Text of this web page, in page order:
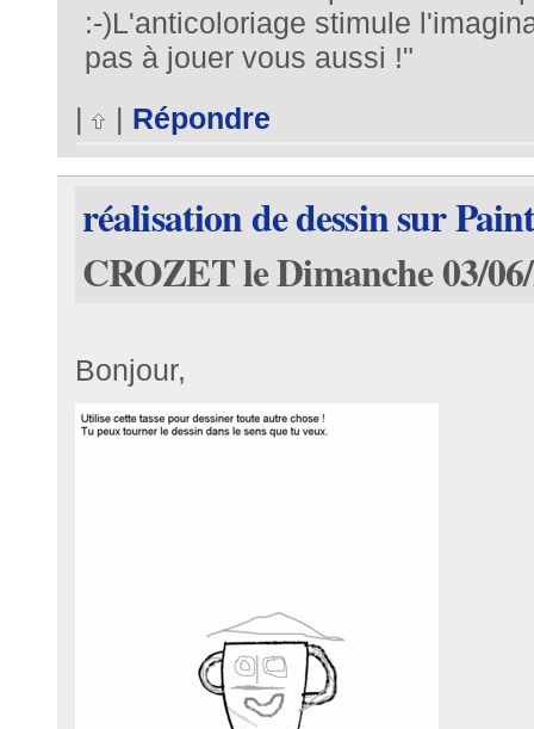
:-)L'anticoloriage stimule
pas à jouer vous aussi !"
|
| Répondre
réalisation de dessin sur
CROZET le Dimanche 03/
Bonjour,